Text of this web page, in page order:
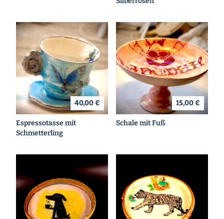
40,00 €
Espressotasse mit
Schmetterling
15,00 €
Schale mit Fuß